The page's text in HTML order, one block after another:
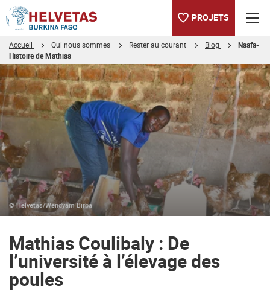
PROJETS
Accueil Qui nous sommes Rester au courant Blog
Naafa-
Histoire de Mathias
Table des matières
Mathias Coulibaly : De l’université à l’élevage des poules
© Helvetas/Wendyam Birba
Mathias Coulibaly : De
l’université à l’élevage des
poules